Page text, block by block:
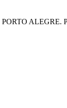
ALEGRE.